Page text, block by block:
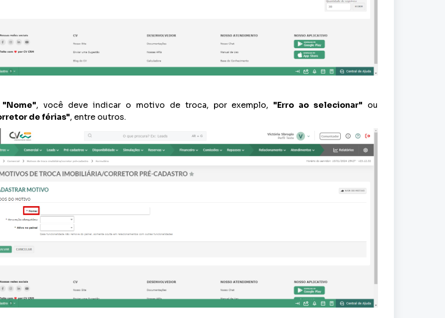
, você deve indicar o motivo de troca, por exemplo, "Erro ao selecionar" ou
de férias", entre outros.